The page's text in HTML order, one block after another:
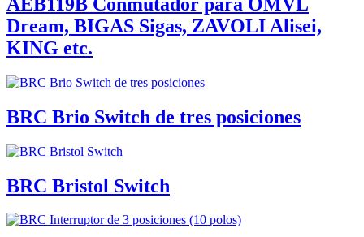
Dream, BIGAS Sigas, ZAVOLI Alisei,
KING etc.
BRC Brio Switch de tres posiciones
BRC Bristol Switch